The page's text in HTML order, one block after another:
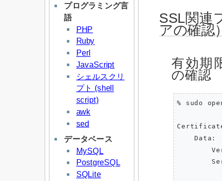
プログラミング言
語
PHP
Ruby
Perl
JavaScript
シェルスクリ
プト (shell
script)
awk
sed
データベース
MySQL
PostgreSQL
SQLite
SSL関連
アの確認
有効期
の確認
% sudo
    Data: